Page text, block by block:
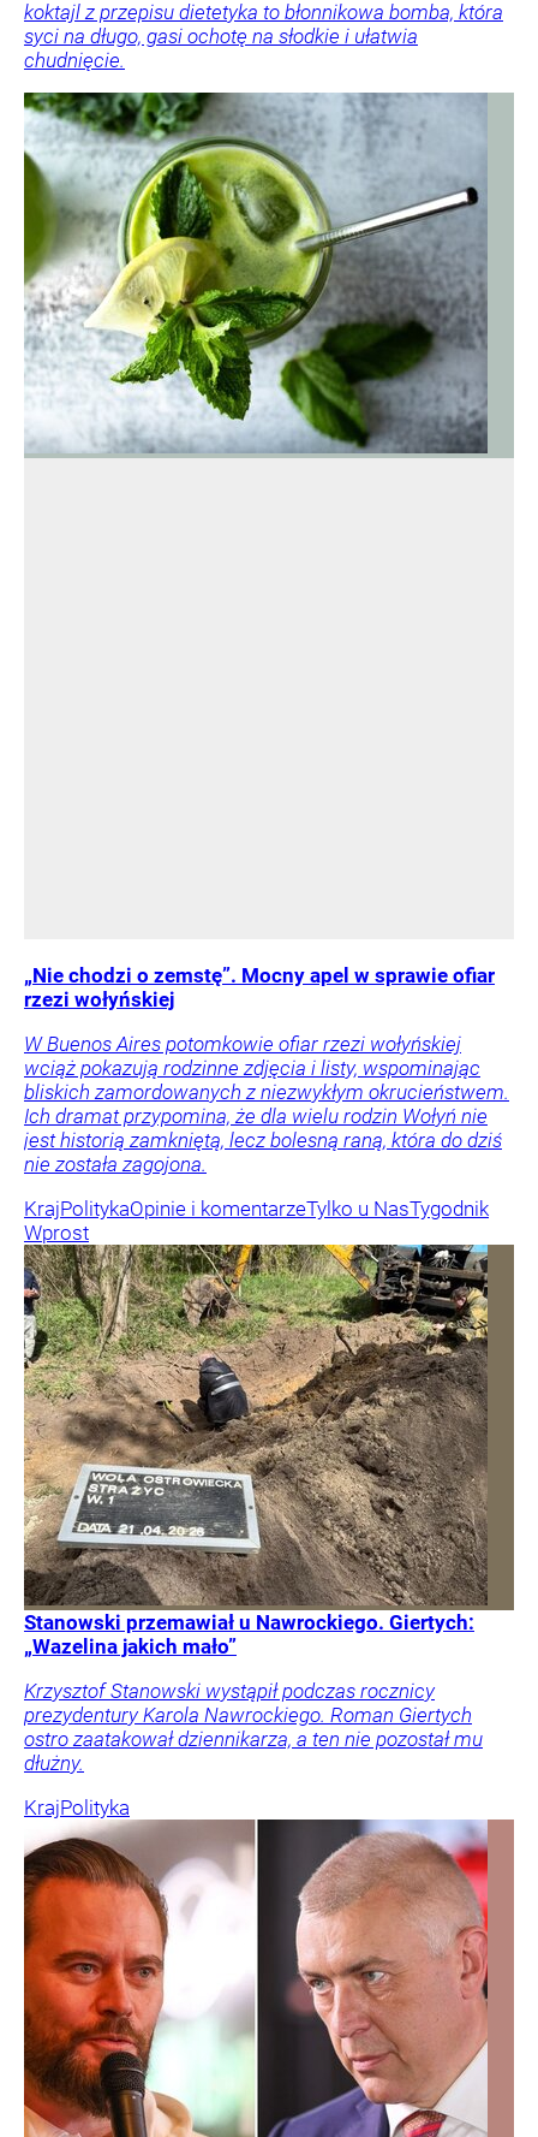
koktajl z przepisu dietetyka to błonnikowa bomba, która
syci na długo, gasi ochotę na słodkie i ułatwia
chudnięcie.
„Nie chodzi o zemstę”. Mocny apel w sprawie ofiar
rzezi wołyńskiej
W Buenos Aires potomkowie ofiar rzezi wołyńskiej
wciąż pokazują rodzinne zdjęcia i listy, wspominając
bliskich zamordowanych z niezwykłym okrucieństwem.
Ich dramat przypomina, że dla wielu rodzin Wołyń nie
jest historią zamkniętą, lecz bolesną raną, która do dziś
nie została zagojona.
KrajPolitykaOpinie i komentarzeTylko u NasTygodnik
Wprost
Stanowski przemawiał u Nawrockiego. Giertych:
„Wazelina jakich mało”
Krzysztof Stanowski wystąpił podczas rocznicy
prezydentury Karola Nawrockiego. Roman Giertych
ostro zaatakował dziennikarza, a ten nie pozostał mu
dłużny.
KrajPolityka